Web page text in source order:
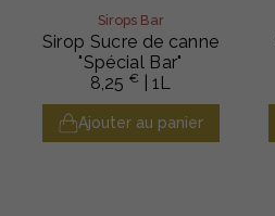
Sirops Bar
Sirop Sucre de canne
"Spécial Bar"
8,25 € | 1L
Ajouter au panier